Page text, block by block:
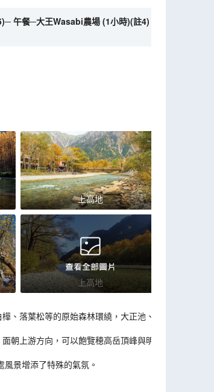
午餐─大王Wasabi農場 (1小時)(註4)
上高地
上高地
、落葉松等的原始森林環繞，大正池、
朝上游方向，可以飽覽穂高岳頂峰與明
景增添了特殊的氣氛。